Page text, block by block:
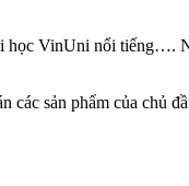
học VinUni nổi tiếng….
các sản phẩm của chủ